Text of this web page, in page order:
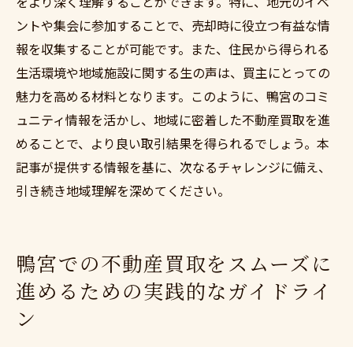
ントや集会に参加することで、売却時に役立つ有益な情
報を収集することが可能です。また、住民から得られる
生活環境や地域施設に関する生の声は、買主にとっての
魅力を高める材料となります。このように、鴨宮のコミ
ュニティ情報を活かし、地域に密着した不動産買取を進
めることで、より良い取引結果を得られるでしょう。本
記事が提供する情報を基に、次なるチャレンジに備え、
引き続き地域理解を深めてください。
鴨宮での不動産買取をスムーズに
進めるための実践的なガイドライ
ン